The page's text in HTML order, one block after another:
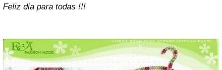
Feliz dia para todas !!!